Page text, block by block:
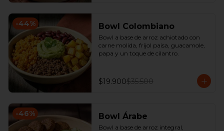
-44% Bowl Colombiano
Bowl a base de arroz achiotado con
carne molida, fríjol paisa, guacamole,
papa y un toque de cilantro.
$19.900$35.500
-46% Bowl Árabe
Bowl a base de arroz integral,